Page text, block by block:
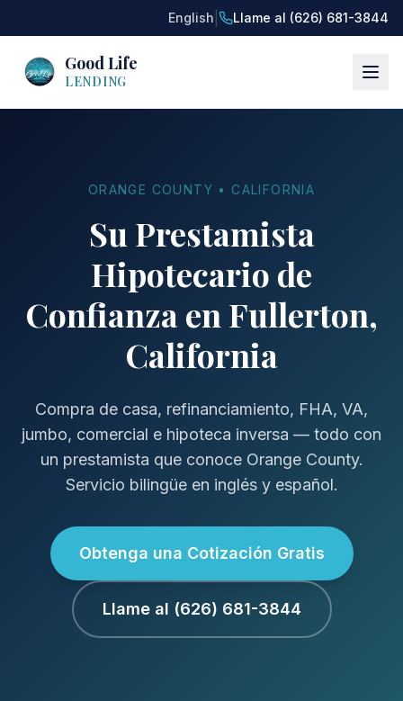
English Llame al (626) 681-3844
Good Life
LENDING
ORANGE COUNTY • CALIFORNIA
Su Prestamista
Hipotecario de
Confianza en Fullerton,
California
Compra de casa, refinanciamiento, FHA, VA,
jumbo, comercial e hipoteca inversa — todo con
un prestamista que conoce Orange County.
Servicio bilingüe en inglés y español.
Obtenga una Cotización Gratis
Llame al (626) 681-3844